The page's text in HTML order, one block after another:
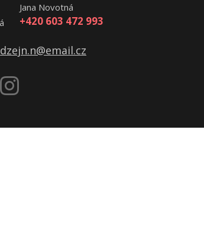
Jana Novotná
+420 603 472 993
dzejn.n@email.cz